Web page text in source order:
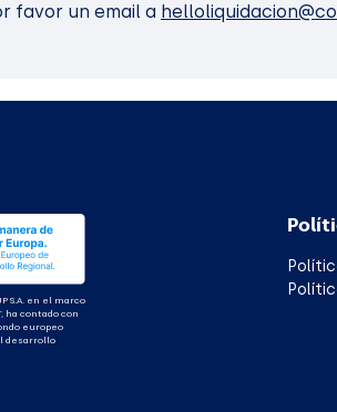
favor un email a
S.A. en el marco
ha contado con
europeo
desarrollo